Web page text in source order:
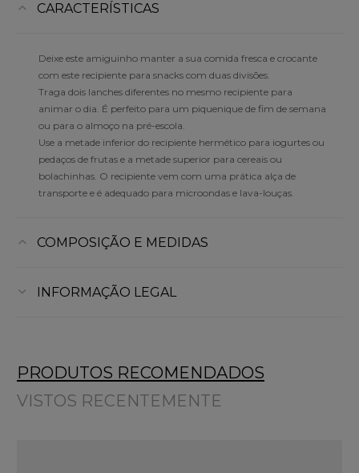
CARACTERÍSTICAS
Deixe este amiguinho manter a sua comida fresca e crocante
com este recipiente para snacks com duas divisões.
Traga dois lanches diferentes no mesmo recipiente para
animar o dia. É perfeito para um piquenique de fim de semana
ou para o almoço na pré-escola.
Use a metade inferior do recipiente hermético para iogurtes ou
pedaços de frutas e a metade superior para cereais ou
bolachinhas. O recipiente vem com uma prática alça de
transporte e é adequado para microondas e lava-louças.
COMPOSIÇÃO E MEDIDAS
INFORMAÇÃO LEGAL
PRODUTOS RECOMENDADOS
VISTOS RECENTEMENTE